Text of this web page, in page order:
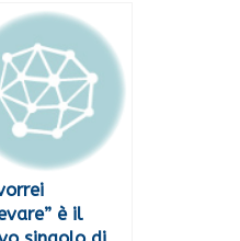
è il